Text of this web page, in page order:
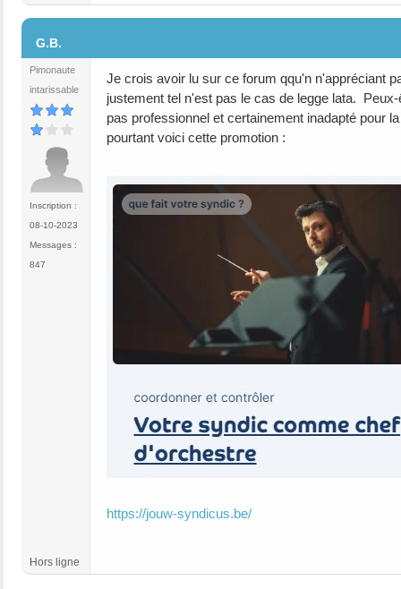
G.B.
Pimonaute
intarissable
Inscription :
08-10-2023
Messages :
847
Je crois avoir lu sur ce forum qqu'n n'appréciant
justement tel n'est pas le cas de legge lata.
pas professionnel et certainement inadapté pour
pourtant voici cette promotion :
https://jouw-syndicus.be/
Hors ligne